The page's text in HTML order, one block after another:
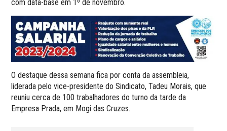
com data-base em 1º de novembro.
O destaque dessa semana fica por conta da assembleia,
liderada pelo vice-presidente do Sindicato, Tadeu Morais, que
reuniu cerca de 100 trabalhadores do turno da tarde da
Empresa Prada, em Mogi das Cruzes.